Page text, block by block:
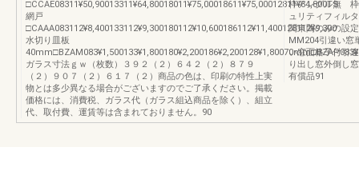
□CCAE08311¥50,90013311¥64,80018011¥75,00018611¥75,00012811¥64,800TS
網戸
□CAAA083112¥8,400133112¥9,300180112¥10,600186112¥11,400128112¥9,300
水切り皿板
ガラス寸法ｇｗ（枚数）３９２（２）６４２（２）８７９
（２）９０７（２）６１７（２）商品の色は、印刷の特性上実
物とは多少異なる場合がございますのでご了承ください。掲載
価格には、消費税、ガラス代（ガラス組込商品を除く）、組立
代、取付費、運賃等は含まれておりません。90
枠アングル無 枠
ュリティフィル
関東間のみの設
MM204引違い窓
い窓面格子付引
り出し窓外倒し
有償品91